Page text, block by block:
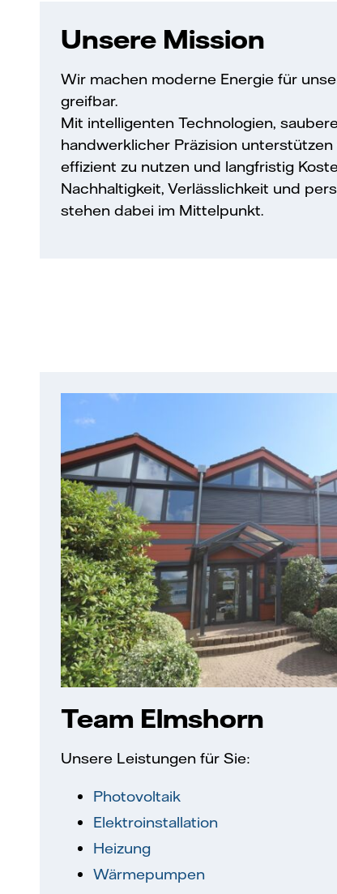
Unsere Mission
Wir machen moderne Energie für
greifbar.
Mit intelligenten Technologien,
handwerklicher Präzision
effizient zu nutzen und langfristig
Nachhaltigkeit, Verlässlichkeit und
stehen dabei im Mittelpunkt.
Team Elmshorn
Unsere Leistungen für Sie:
Photovoltaik
Elektroinstallation
Heizung
Wärmepumpen